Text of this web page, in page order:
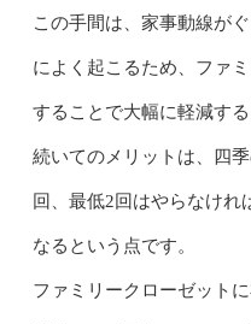
この手間は、家事動線が
によく起こるため、ファ
することで大幅に軽減する
続いてのメリットは、四
回、最低2回はやらなけれ
なるという点です。
ファミリークローゼット